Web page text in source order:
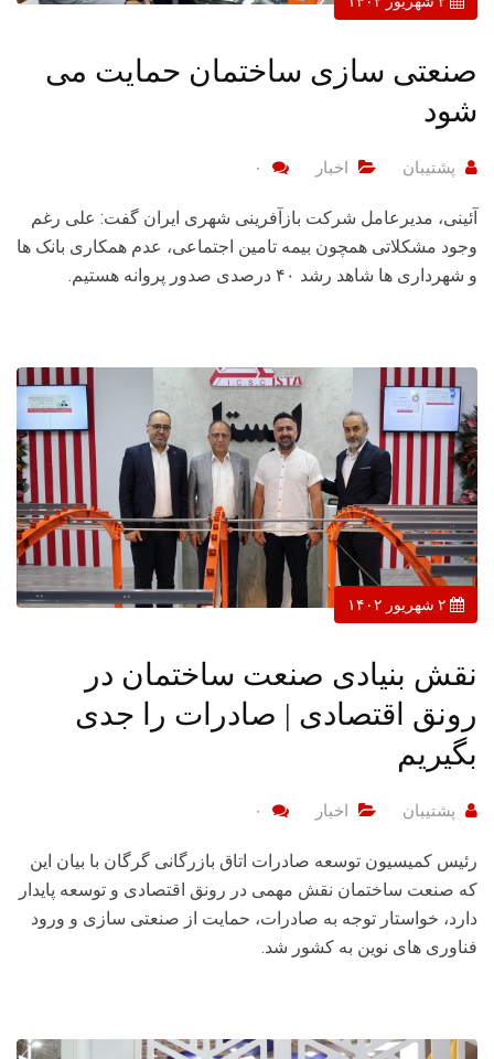
صنعتی سازی ساختمان حمایت می
شود
پشتیبان اخبار ۰
آئینی، مدیرعامل شرکت بازآفرینی شهری ایران گفت: علی رغم
وجود مشکلاتی همچون بیمه تامین اجتماعی، عدم همکاری بانک ها
و شهرداری ها شاهد رشد ۴۰ درصدی صدور پروانه هستیم.
نقش بنیادی صنعت ساختمان در
رونق اقتصادی | صادرات را جدی
بگیریم
پشتیبان اخبار ۰
رئیس کمیسیون توسعه صادرات اتاق بازرگانی گرگان با بیان این
که صنعت ساختمان نقش مهمی در رونق اقتصادی و توسعه پایدار
دارد، خواستار توجه به صادرات، حمایت از صنعتی سازی و ورود
فناوری های نوین به کشور شد.